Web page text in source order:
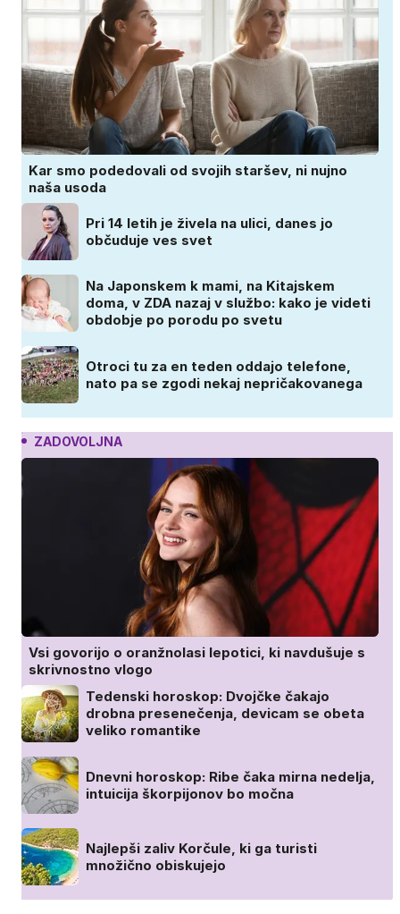
Kar smo podedovali od svojih staršev, ni nujno
naša usoda
Pri 14 letih je živela na ulici, danes jo
občuduje ves svet
Na Japonskem k mami, na Kitajskem
doma, v ZDA nazaj v službo: kako je videti
obdobje po porodu po svetu
Otroci tu za en teden oddajo telefone,
nato pa se zgodi nekaj nepričakovanega
ZADOVOLJNA
Vsi govorijo o oranžnolasi lepotici, ki navdušuje s
skrivnostno vlogo
Tedenski horoskop: Dvojčke čakajo
drobna presenečenja, devicam se obeta
veliko romantike
Dnevni horoskop: Ribe čaka mirna nedelja,
intuicija škorpijonov bo močna
Najlepši zaliv Korčule, ki ga turisti
množično obiskujejo